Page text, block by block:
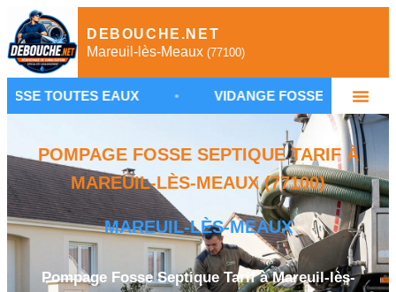
DEBOUCHE.NET
Mareuil-lès-Meaux (77100)
EAUX • VIDANGE FOSSE SEPTIQUE MAREUIL-
POMPAGE FOSSE SEPTIQUE TARIF À
MAREUIL-LÈS-MEAUX (77100)
MAREUIL-LÈS-MEAUX
Pompage Fosse Septique Tarif à Mareuil-lès-